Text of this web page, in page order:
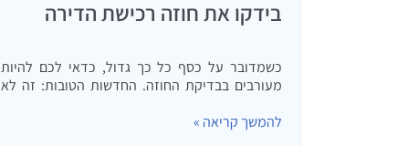
בידקו את חוזה רכישת הדירה
כשמדובר על כסף כל כך גדול, כדאי לכם להיות
מעורבים בבדיקת החוזה. החדשות הטובות: זה לא
זמן כדי לקרוא בעיון את החוזה.
להמשך קריאה »